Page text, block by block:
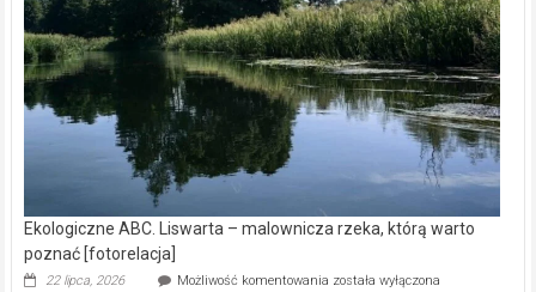
Ekologiczne ABC. Liswarta – malownicza rzeka, którą warto
poznać [fotorelacja]
22 lipca, 2026 Możliwość komentowania Ekologiczne
została wyłączona